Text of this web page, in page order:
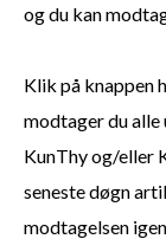
og du kan
Klik på knappen
modtager du alle
KunThy og/eller
seneste døgn
modtagelsen igen.